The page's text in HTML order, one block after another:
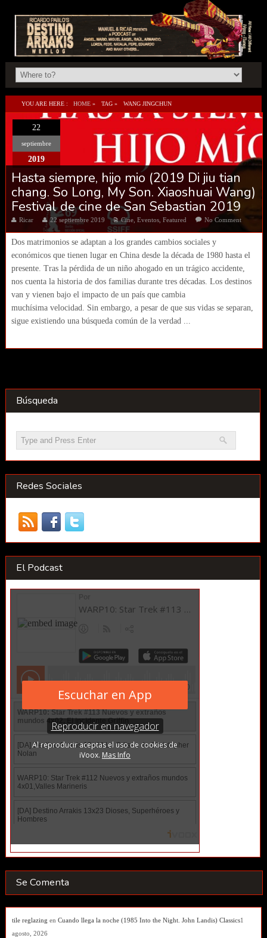
YOU ARE HERE : HOME » TAG » WANG JINGCHUN
22
septiembre
2019
Hasta siempre, hijo mio (2019 Di jiu tian
chang. So Long, My Son. Xiaoshuai Wang)
Festival de cine de San Sebastian 2019
Ricar 22 septiembre 2019 Cine, Eventos, Featured No Comment
Dos matrimonios se adaptan a los grandes cambios sociales y
económicos que tienen lugar en China desde la década de 1980 hasta el
presente. Tras la pérdida de un niño ahogado en un trágico accidente,
nos cuenta la historia de dos familias durante tres décadas. Los destinos
van y vienen bajo el impacto de un país que cambia
muchísima velocidad. Sin embargo, a pesar de que sus vidas se separan,
sigue existiendo una búsqueda común de la verdad ...
Búsqueda
Redes Sociales
El Podcast
Se Comenta
tile reglazing en Cuando llega la noche (1985 Into the Night. John Landis) Classics1
agosto, 2026